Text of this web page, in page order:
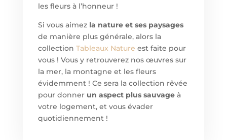
les fleurs à l’honneur !
Si vous aimez la nature et ses paysages
de manière plus générale, alors la
collection Tableaux Nature est faite pour
vous ! Vous y retrouverez nos œuvres sur
la mer, la montagne et les fleurs
évidemment ! Ce sera la collection rêvée
pour donner un aspect plus sauvageà
votre logement, et vous évader
quotidiennement !